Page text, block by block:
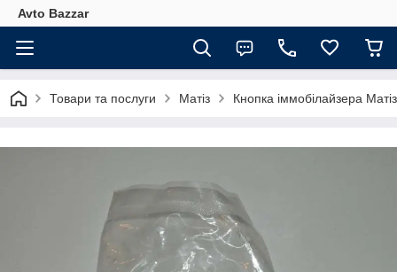
Avto Bazzar
Товари та послуги Матіз Кнопка іммобілайзера